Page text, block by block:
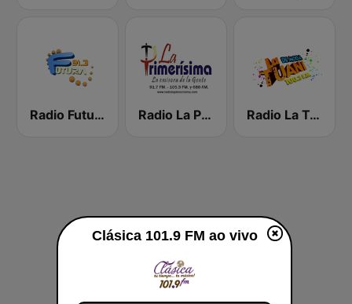
Radio Futura 91.3 FM Radio La Primerísima Radio La Tuani
Clásica 101.9 FM ao vivo